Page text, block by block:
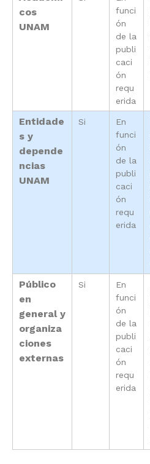
cos
UNAM
funci
ón
de la
publi
caci
ón
requ
erida
Entidade
s y
depende
ncias
UNAM
Si
En
funci
ón
de la
publi
caci
ón
requ
erida
Público
en
general y
organiza
ciones
externas
Si
En
funci
ón
de la
publi
caci
ón
requ
erida